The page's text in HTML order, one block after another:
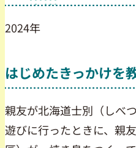
2024年
はじめたきっかけを
親友が北海道士別（しべ
遊びに行ったときに、親